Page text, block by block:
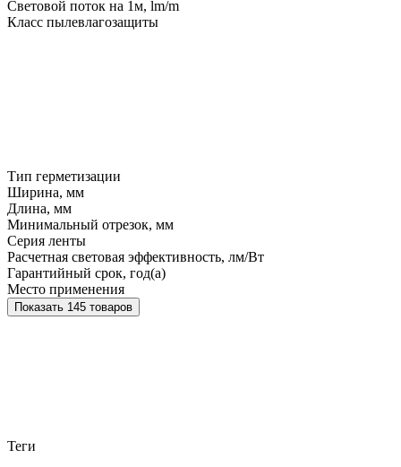
Световой поток на 1м, lm/m
Класс пылевлагозащиты
Тип герметизации
Ширина, мм
Длина, мм
Минимальный отрезок, мм
Серия ленты
Расчетная световая эффективность, лм/Вт
Гарантийный срок, год(а)
Место применения
Показать 145 товаров
Теги